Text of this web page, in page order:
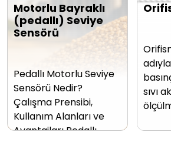
Motorlu Bayraklı
(pedallı) Seviye
Sensörü
Pedallı Motorlu Seviye
Sensörü Nedir?
Çalışma Prensibi,
Kullanım Alanları ve
Avantajları Pedallı…
sıvı